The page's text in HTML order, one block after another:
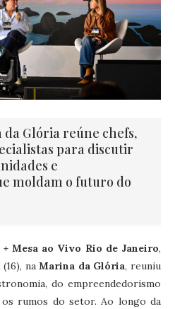
da Glória reúne chefs,
para discutir
e
moldam o futuro do
+ Mesa ao Vivo Rio de Janeiro,
naMarina da Glória, reuniu
do empreendedorismo
rumos do setor. Ao longo da